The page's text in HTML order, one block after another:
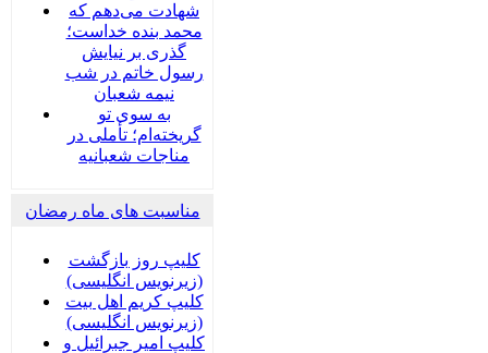
شهادت می‌دهم که
محمد بنده خداست؛
گذری بر نیایش
رسول خاتم در شب
نیمه شعبان
به سوی تو
گریخته‌ام؛ تأملی در
مناجات شعبانیه
مناسبت های ماه رمضان
کلیپ روز بازگشت
(زیرنویس انگلیسی)
کلیپ کریم اهل بیت
(زیرنویس انگلیسی)
کلیپ امیر جبرائیل و